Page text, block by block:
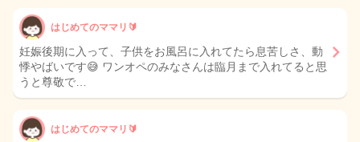
はじめてのママリ🔰
妊娠後期に入って、子供をお風呂に入れてたら息苦しさ、動
悸やばいです😅 ワンオペのみなさんは臨月まで入れてると思
うと尊敬で…
はじめてのママリ🔰